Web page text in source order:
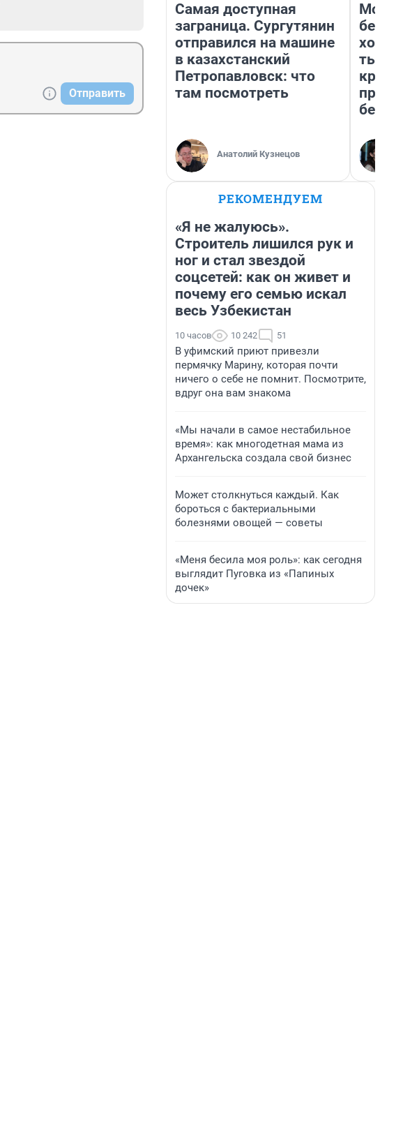
Отправить
Самая доступная
заграница. Сургутянин
отправился на машине
в казахстанский
Петропавловск: что
там посмотреть
Анатолий Кузнецов
Мой
РЕКОМЕНДУЕМ
«Я не жалуюсь».
Строитель лишился рук и
ног и стал звездой
соцсетей: как он живет и
почему его семью искал
весь Узбекистан
10 часов 10 242 51
В уфимский приют привезли
пермячку Марину, которая почти
ничего о себе не помнит. Посмотрите,
вдруг она вам знакома
«Мы начали в самое нестабильное
время»: как многодетная мама из
Архангельска создала свой бизнес
Может столкнуться каждый. Как
бороться с бактериальными
болезнями овощей — советы
«Меня бесила моя роль»: как сегодня
выглядит Пуговка из «Папиных
дочек»